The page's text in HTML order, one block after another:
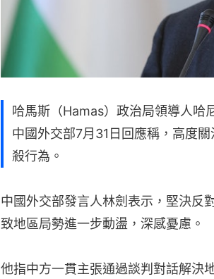
哈馬斯（Hamas）政治局領導人哈
中國外交部7月31日回應稱，高度
殺行為。
中國外交部發言人林劍表示，堅決反
致地區局勢進一步動盪，深感憂慮。
他指中方一貫主張通過談判對話解決